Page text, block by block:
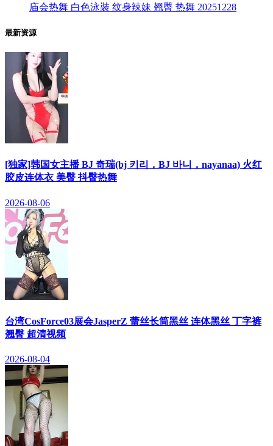
庙会热舞 白色泳裝 纹身辣妹 翘臀 热舞 20251228
最新资源
[独家]韩国女主播 BJ 奇瑞(bj 키리，BJ 바니，nayanaa) 火红
胶皮连体衣 美臀 抖臀热舞
2026-08-06
台湾CosForce03展会JasperZ 蕾丝长筒黑丝 连体黑丝 丁字裤
翘臀 超清视频
2026-08-04